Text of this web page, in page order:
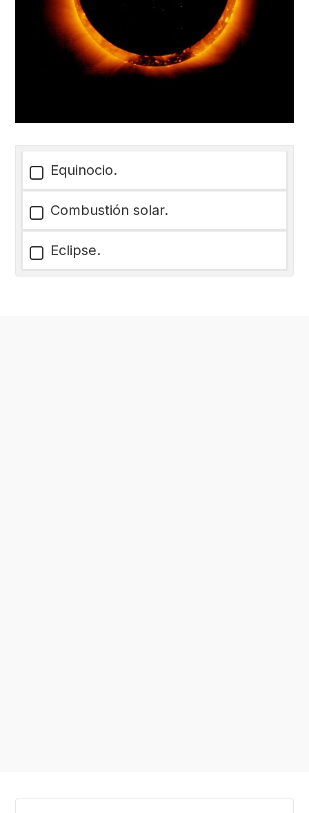
Equinocio.
Combustión solar.
Eclipse.